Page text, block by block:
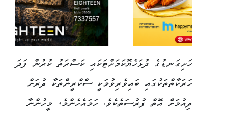
ހަށިގަނޑުގެ ދުޅަހެޔޮކަމަށްޓަކައި ކަސްރަތު ކުރުން ފަދަ
ހަރަކާތްތަކުގައި ބައިވެރިވުމަކީ ސްކްރީންތަކާ ދުރަށް
ދިއުމަށް އޮތް ފުރުސަތެކެވެ. ހަމައެހެންމެ، މީހުންނާ